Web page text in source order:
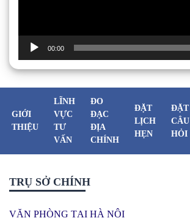
00:00
GIỚI
THIỆU
LĨNH
VỰC
TƯ
VẤN
ĐO
ĐẠC
ĐỊA
CHÍNH
ĐẶT
LỊCH
HẸN
ĐẶT
CÂU
HỎI
TRỤ SỞ CHÍNH
VĂN PHÒNG TẠI HÀ NỘI